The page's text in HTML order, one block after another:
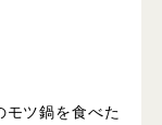
モツ鍋を食べた